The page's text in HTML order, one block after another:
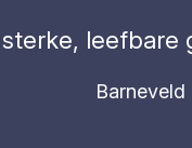
leefbare
Barneveld